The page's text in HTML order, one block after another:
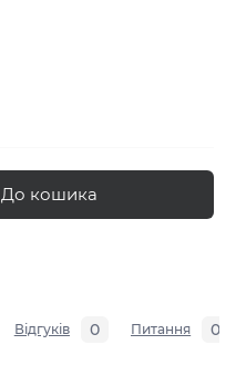
До кошика
Відгуків 0 Питання 0